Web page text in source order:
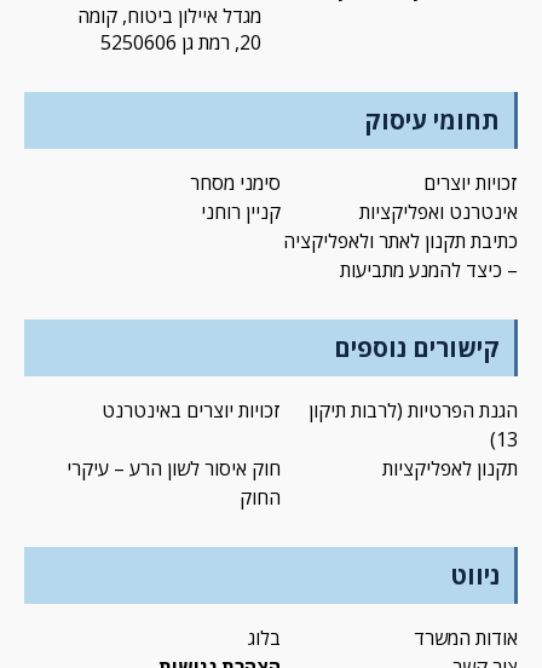
מגדל איילון ביטוח, קומה
20, רמת גן 5250606
תחומי עיסוק
זכויות יוצרים
סימני מסחר
אינטרנט ואפליקציות
קניין רוחני
כתיבת תקנון לאתר ולאפליקציה
– כיצד להמנע מתביעות
קישורים נוספים
הגנת הפרטיות (לרבות תיקון
13)
זכויות יוצרים באינטרנט
תקנון לאפליקציות
חוק איסור לשון הרע – עיקרי
החוק
ניווט
אודות המשרד
בלוג